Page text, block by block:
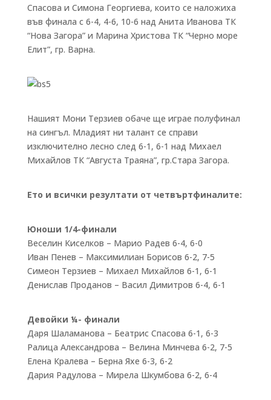
Спасова и Симона Георгиева, които се наложиха
във финала с 6-4, 4-6, 10-6 над Анита Иванова ТК
“Нова Загора” и Марина Христова ТК “Черно море
Елит”, гр. Варна.
Нашият Мони Терзиев обаче ще играе полуфинал
на сингъл. Младият ни талант се справи
изключително лесно след 6-1, 6-1 над Михаел
Михайлов ТК “Августа Траяна”, гр.Стара Загора.
Ето и всички резултати от четвъртфиналите:
Юноши 1/4-финали
Веселин Киселков – Марио Радев 6-4, 6-0
Иван Пенев – Максимилиан Борисов 6-2, 7-5
Симеон Терзиев – Михаел Михайлов 6-1, 6-1
Денислав Проданов – Васил Димитров 6-4, 6-1
Девойки ¼- финали
Даря Шаламанова – Беатрис Спасова 6-1, 6-3
Ралица Александрова – Велина Минчева 6-2, 7-5
Елена Кралева – Берна Яхе 6-3, 6-2
Дария Радулова – Мирела Шкумбова 6-2, 6-4